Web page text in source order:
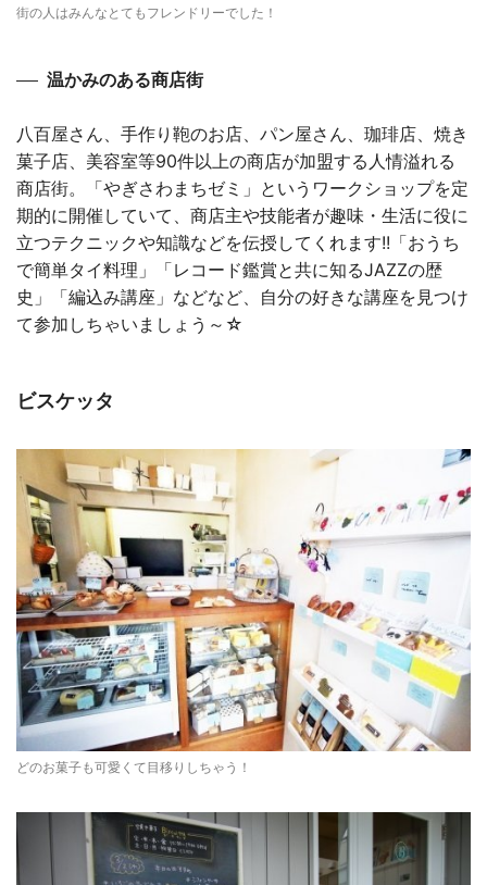
街の人はみんなとてもフレンドリーでした！
温かみのある商店街
八百屋さん、手作り鞄のお店、パン屋さん、珈琲店、焼き
菓子店、美容室等90件以上の商店が加盟する人情溢れる
商店街。「やぎさわまちゼミ」というワークショップを定
期的に開催していて、商店主や技能者が趣味・生活に役に
立つテクニックや知識などを伝授してくれます!!「おうち
で簡単タイ料理」「レコード鑑賞と共に知るJAZZの歴
史」「編込み講座」などなど、自分の好きな講座を見つけ
て参加しちゃいましょう～☆
ビスケッタ
どのお菓子も可愛くて目移りしちゃう！